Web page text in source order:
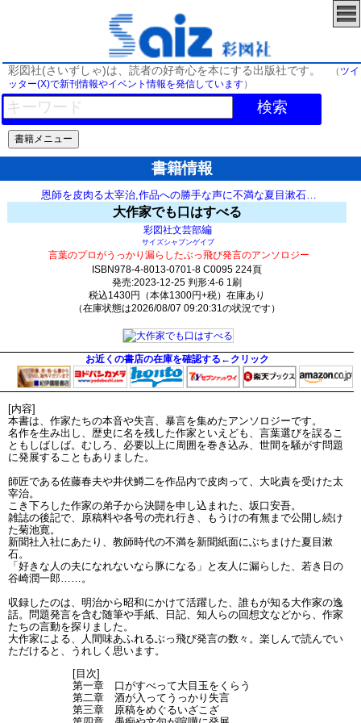
彩図社(さいずしゃ)は、読者の好奇心を本にする出版社です。 （ ツイ
ッター(X)で新刊情報やイベント情報を発信しています）
検索
書籍情報
恩師を皮肉る太宰治,作品への勝手な声に不満な夏目漱石…
大作家でも口はすべる
彩図社文芸部編
サイズシャブンゲイブ
言葉のプロがうっかり漏らしたぶっ飛び発言のアンソロジー
ISBN978-4-8013-0701-8 C0095 224頁
発売:2023-12-25 判形:4-6 1刷
税込1430円（本体1300円+税）在庫あり
（在庫状態は2026/08/07 09:20:31の状況です）
お近くの書店の在庫を確認する←クリック
[内容]
本書は、作家たちの本音や失言、暴言を集めたアンソロジーです。
名作を生み出し、歴史に名を残した作家といえども、言葉選びを誤るこ
ともしばしば。むしろ、必要以上に周囲を巻き込み、世間を騒がす問題
に発展することもありました。
師匠である佐藤春夫や井伏鱒二を作品内で皮肉って、大叱責を受けた太
宰治。
こき下ろした作家の弟子から決闘を申し込まれた、坂口安吾。
雑誌の後記で、原稿料や各号の売れ行き、もうけの有無まで公開し続け
た菊池寛。
新聞社入社にあたり、教師時代の不満を新聞紙面にぶちまけた夏目漱
石。
「好きな人の夫になれないなら豚になる」と友人に漏らした、若き日の
谷崎潤一郎……。
収録したのは、明治から昭和にかけて活躍した、誰もが知る大作家の逸
話。問題発言を含む随筆や手紙、日記、知人らの回想文などから、作家
たちの言動を探りました。
大作家による、人間味あふれるぶっ飛び発言の数々。楽しんで読んでい
ただけると、うれしく思います。
[目次]
第一章 口がすべって大目玉をくらう
第二章 酒が入ってうっかり失言
第三章 原稿をめぐるいざこざ